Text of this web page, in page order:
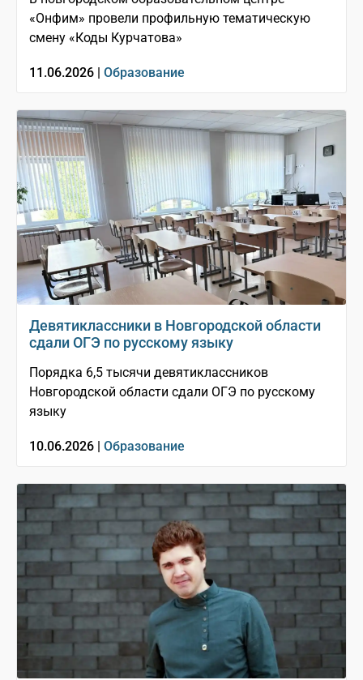
«Онфим» провели профильную тематическую
смену «Коды Курчатова»
11.06.2026 | Образование
Девятиклассники в Новгородской области
сдали ОГЭ по русскому языку
Порядка 6,5 тысячи девятиклассников
Новгородской области сдали ОГЭ по русскому
языку
10.06.2026 | Образование